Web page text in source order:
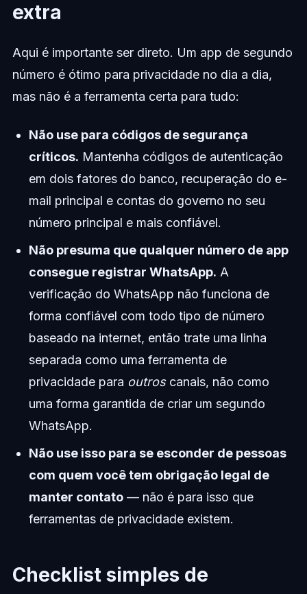
extra
Aqui é importante ser direto. Um app de segundo
número é ótimo para privacidade no dia a dia,
mas não é a ferramenta certa para tudo:
Não use para códigos de segurança
críticos. Mantenha códigos de autenticação
em dois fatores do banco, recuperação do e-
mail principal e contas do governo no seu
número principal e mais confiável.
Não presuma que qualquer número de app
consegue registrar WhatsApp. A
verificação do WhatsApp não funciona de
forma confiável com todo tipo de número
baseado na internet, então trate uma linha
separada como uma ferramenta de
privacidade para outroscanais, não como
uma forma garantida de criar um segundo
WhatsApp.
Não use isso para se esconder de pessoas
com quem você tem obrigação legal de
manter contato— não é para isso que
ferramentas de privacidade existem.
Checklist simples de